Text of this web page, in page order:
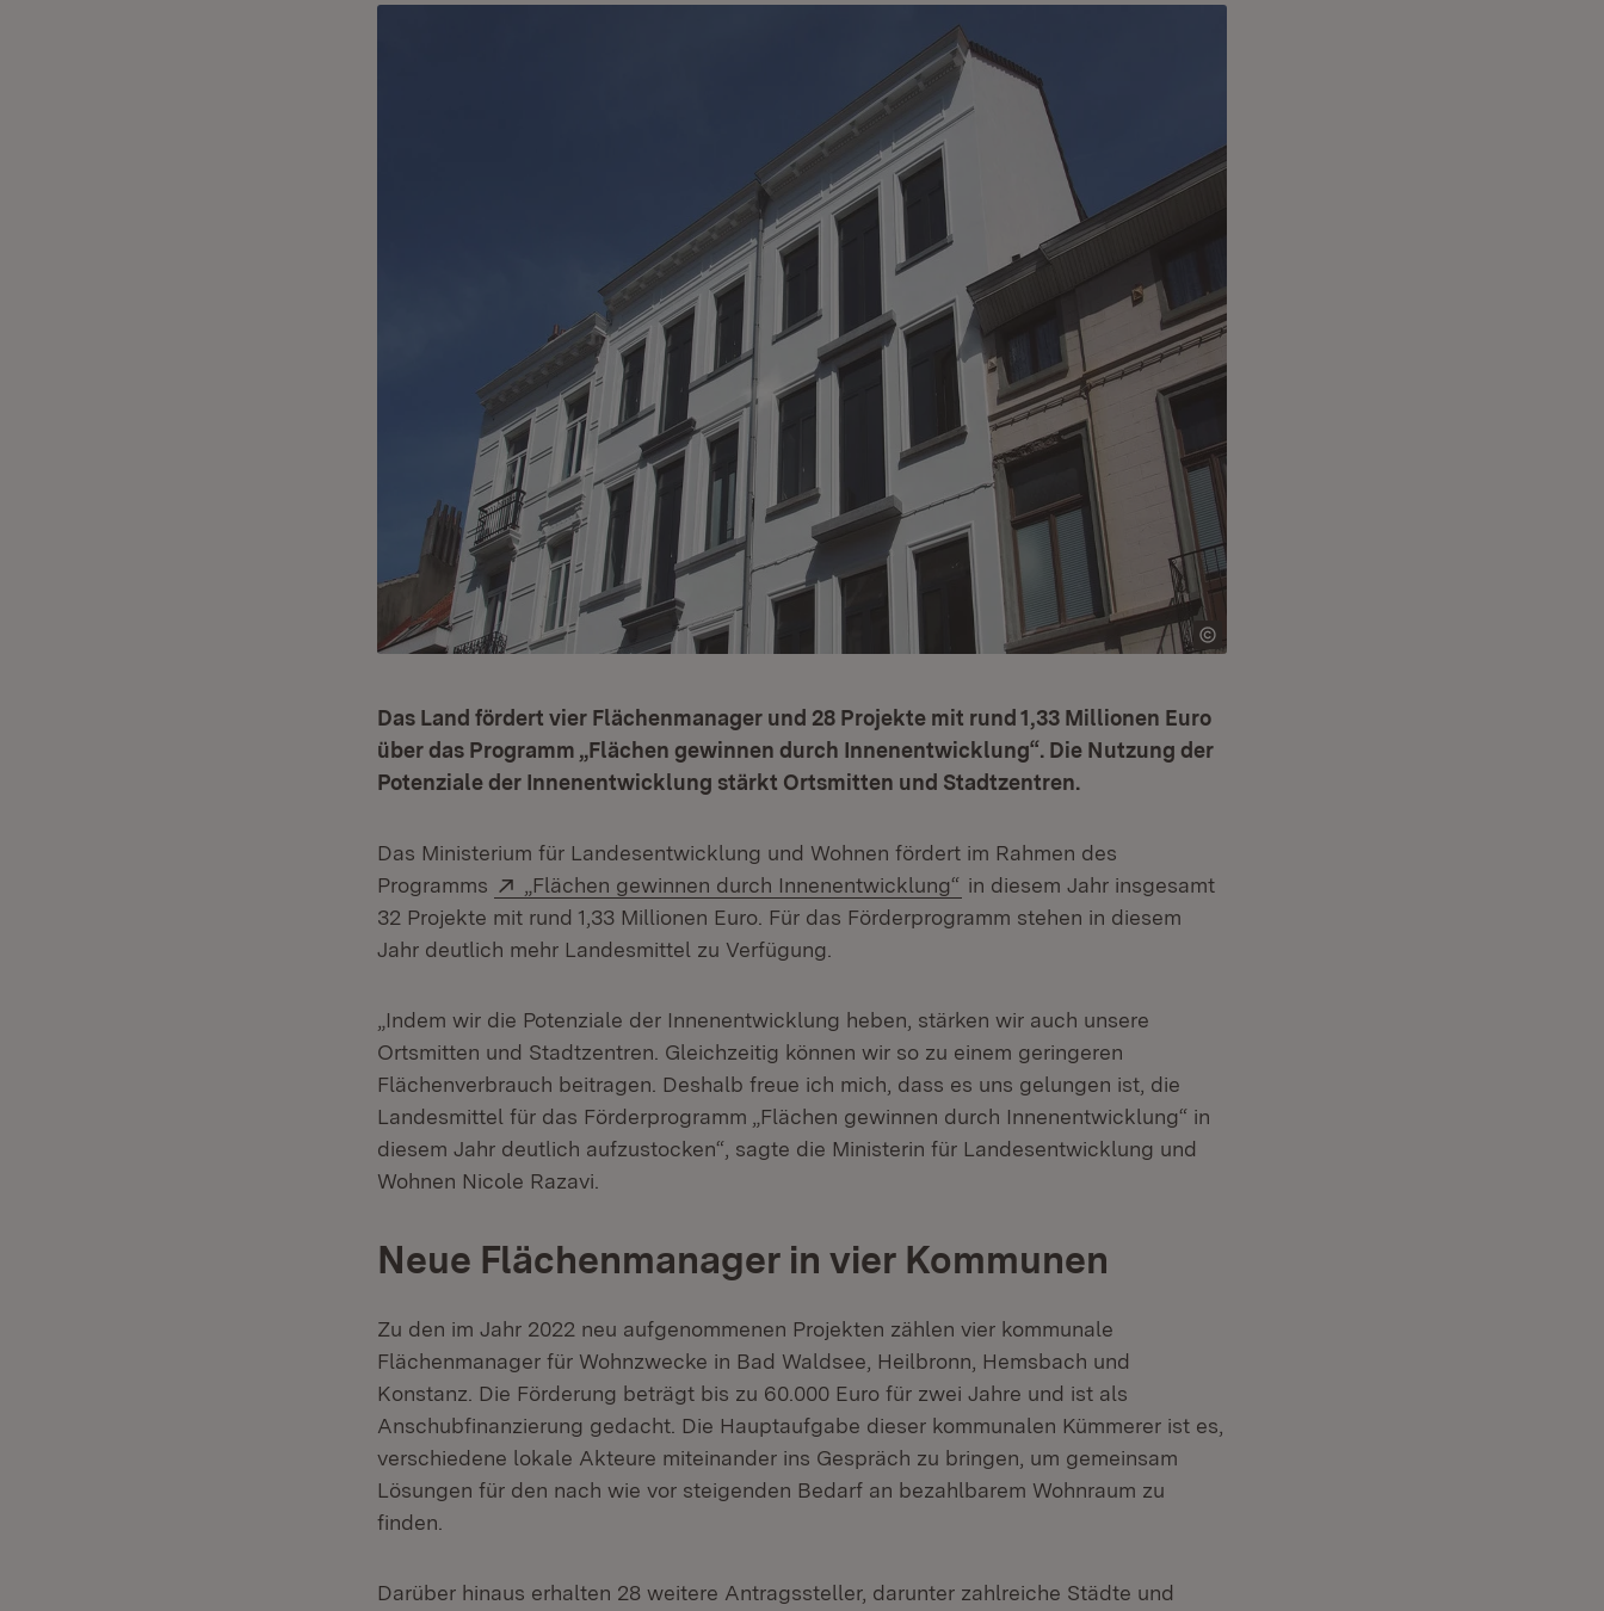
Das Land fördert vier Flächenmanager und 28 Projekte mit rund 1,33 Millionen Euro
über das Programm „Flächen gewinnen durch Innenentwicklung“. Die Nutzung der
Potenziale der Innenentwicklung stärkt Ortsmitten und Stadtzentren.
Das Ministerium für Landesentwicklung und Wohnen fördert im Rahmen des
Programms
Extern:
„Flächen gewinnen durch Innenentwicklung“ (Öffnet in neuem Fenster)
in diesem Jahr insgesamt
32 Projekte mit rund 1,33 Millionen Euro. Für das Förderprogramm stehen in diesem
Jahr deutlich mehr Landesmittel zu Verfügung.
„Indem wir die Potenziale der Innenentwicklung heben, stärken wir auch unsere
Ortsmitten und Stadtzentren. Gleichzeitig können wir so zu einem geringeren
Flächenverbrauch beitragen. Deshalb freue ich mich, dass es uns gelungen ist, die
Landesmittel für das Förderprogramm „Flächen gewinnen durch Innenentwicklung“ in
diesem Jahr deutlich aufzustocken“, sagte die Ministerin für Landesentwicklung und
Wohnen Nicole Razavi.
Neue Flächenmanager in vier Kommunen
Zu den im Jahr 2022 neu aufgenommenen Projekten zählen vier kommunale
Flächenmanager für Wohnzwecke in Bad Waldsee, Heilbronn, Hemsbach und
Konstanz. Die Förderung beträgt bis zu 60.000 Euro für zwei Jahre und ist als
Anschubfinanzierung gedacht. Die Hauptaufgabe dieser kommunalen Kümmerer ist es,
verschiedene lokale Akteure miteinander ins Gespräch zu bringen, um gemeinsam
Lösungen für den nach wie vor steigenden Bedarf an bezahlbarem Wohnraum zu
finden.
Darüber hinaus erhalten 28 weitere Antragssteller, darunter zahlreiche Städte und